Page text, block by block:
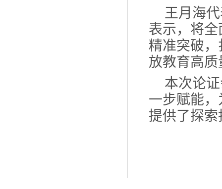
王月海
表示， 将全
精准突破
放教育高
本次论证
一步赋能
提供了探索